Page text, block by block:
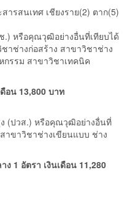
รสนเทศ เชียงราย(2) ตาก(5)
หรือคุณวุฒิอย่างอื่นที่เทียบได้
าช่างก่อสร้าง สาขาวิชาช่าง
กรรม สาขาวิชาเทคนิค
อน 13,800 บาท
(ปวส.) หรือคุณวุฒิอย่างอื่นที่
าขาวิชาช่างเขียนแบบ ช่าง
1 อัตรา เงินเดือน 11,280